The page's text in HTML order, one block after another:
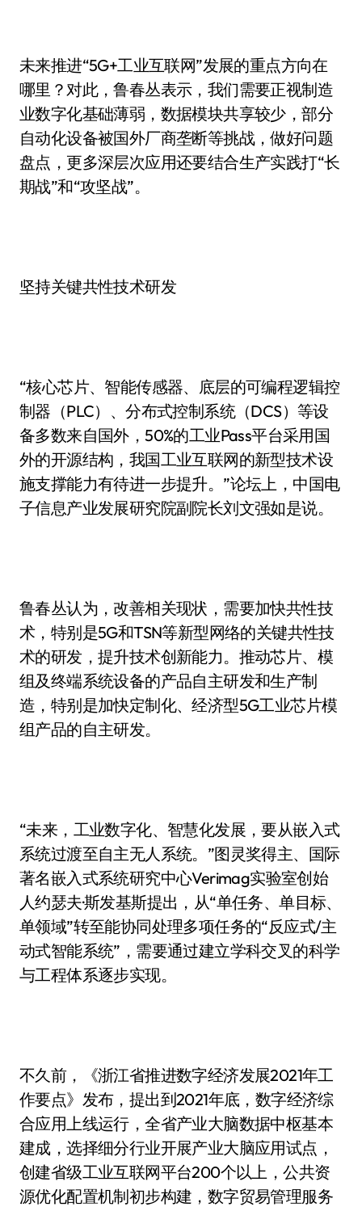
未来推进“5G+工业互联网”发展的重点方向在
哪里？对此，鲁春丛表示，我们需要正视制造
业数字化基础薄弱，数据模块共享较少，部分
自动化设备被国外厂商垄断等挑战，做好问题
盘点，更多深层次应用还要结合生产实践打“长
期战”和“攻坚战”。
坚持关键共性技术研发
“核心芯片、智能传感器、底层的可编程逻辑控
制器（PLC）、分布式控制系统（DCS）等设
备多数来自国外，50%的工业Pass平台采用国
外的开源结构，我国工业互联网的新型技术设
施支撑能力有待进一步提升。”论坛上，中国电
子信息产业发展研究院副院长刘文强如是说。
鲁春丛认为，改善相关现状，需要加快共性技
术，特别是5G和TSN等新型网络的关键共性技
术的研发，提升技术创新能力。推动芯片、模
组及终端系统设备的产品自主研发和生产制
造，特别是加快定制化、经济型5G工业芯片模
组产品的自主研发。
“未来，工业数字化、智慧化发展，要从嵌入式
系统过渡至自主无人系统。”图灵奖得主、国际
著名嵌入式系统研究中心Verimag实验室创始
人约瑟夫·斯发基斯提出，从“单任务、单目标、
单领域”转至能协同处理多项任务的“反应式/主
动式智能系统”，需要通过建立学科交叉的科学
与工程体系逐步实现。
不久前，《浙江省推进数字经济发展2021年工
作要点》发布，提出到2021年底，数字经济综
合应用上线运行，全省产业大脑数据中枢基本
建成，选择细分行业开展产业大脑应用试点，
创建省级工业互联网平台200个以上，公共资
源优化配置机制初步构建，数字贸易管理服务